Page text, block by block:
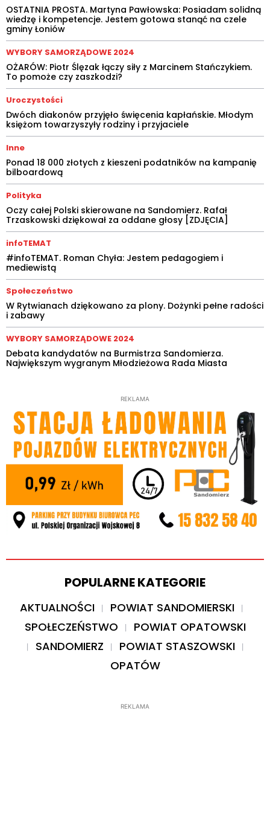
OSTATNIA PROSTA. Martyna Pawłowska: Posiadam solidną
wiedzę i kompetencje. Jestem gotowa stanąć na czele
gminy Łoniów
WYBORY SAMORZĄDOWE 2024
OŻARÓW: Piotr Ślęzak łączy siły z Marcinem Stańczykiem.
To pomoże czy zaszkodzi?
Uroczystości
Dwóch diakonów przyjęło święcenia kapłańskie. Młodym
księżom towarzyszyły rodziny i przyjaciele
Inne
Ponad 18 000 złotych z kieszeni podatników na kampanię
bilboardową
Polityka
Oczy całej Polski skierowane na Sandomierz. Rafał
Trzaskowski dziękował za oddane głosy [ZDJĘCIA]
infoTEMAT
#infoTEMAT. Roman Chyła: Jestem pedagogiem i
mediewistą
Społeczeństwo
W Rytwianach dziękowano za plony. Dożynki pełne radości
i zabawy
WYBORY SAMORZĄDOWE 2024
Debata kandydatów na Burmistrza Sandomierza.
Największym wygranym Młodzieżowa Rada Miasta
REKLAMA
POPULARNE KATEGORIE
AKTUALNOŚCI
POWIAT SANDOMIERSKI
SPOŁECZEŃSTWO
POWIAT OPATOWSKI
SANDOMIERZ
POWIAT STASZOWSKI
OPATÓW
REKLAMA